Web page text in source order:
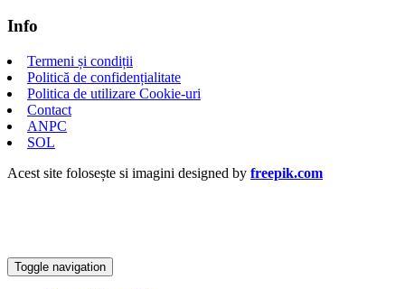
Info
Termeni și condiții
Politică de confidențialitate
Politica de utilizare Cookie-uri
Contact
ANPC
SOL
Acest site folosește si imagini designed by freepik.com
Toggle navigation